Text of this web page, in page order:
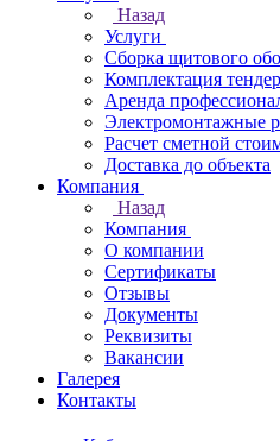
Назад
Услуги
Сборка щитового
Комплектация
Аренда
Электромонтажные
Расчет сметной
Доставка до объекта
Компания
Назад
Компания
О компании
Сертификаты
Отзывы
Документы
Реквизиты
Вакансии
Галерея
Контакты